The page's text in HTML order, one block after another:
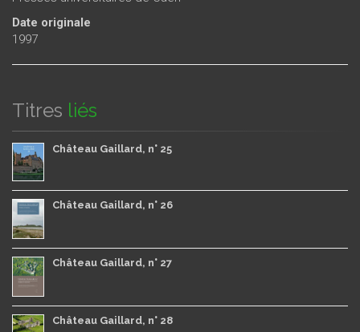
Date originale
1997
Titres liés
Château Gaillard, n° 25
Château Gaillard, n° 26
Château Gaillard, n° 27
Château Gaillard, n° 28